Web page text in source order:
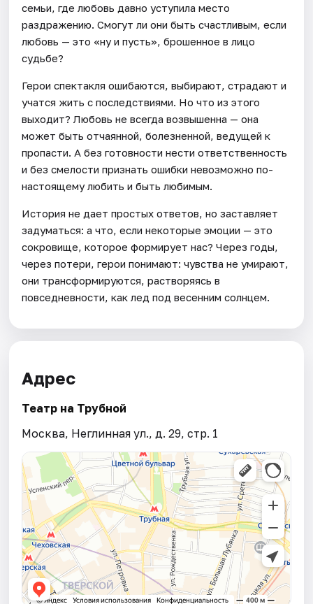
семьи, где любовь давно уступила место
раздражению. Смогут ли они быть счастливым, если
любовь — это «ну и пусть», брошенное в лицо
судьбе?
Герои спектакля ошибаются, выбирают, страдают и
учатся жить с последствиями. Но что из этого
выходит? Любовь не всегда возвышенна — она
может быть отчаянной, болезненной, ведущей к
пропасти. А без готовности нести ответственность
и без смелости признать ошибки невозможно по-
настоящему любить и быть любимым.
История не дает простых ответов, но заставляет
задуматься: а что, если некоторые эмоции — это
сокровище, которое формирует нас? Через годы,
через потери, герои понимают: чувства не умирают,
они трансформируются, растворяясь в
повседневности, как лед под весенним солнцем.
Адрес
Театр на Трубной
Москва, Неглинная ул., д. 29, стр. 1